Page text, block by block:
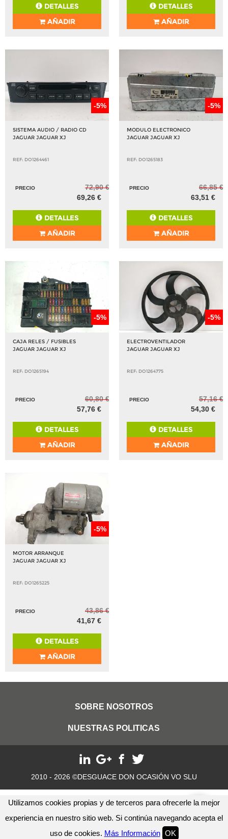
Utilizamos cookies propias y de terceros para ofrecerle la mejor
experiencia en nuestro sitio web. Si continúa navegando acepta el
uso de cookies. Más Información OK
DETALLES
AÑADIR
DETALLES
AÑADIR
-5%
SISTEMA AUDIO / RADIO CD
JAGUAR JAGUAR XJ
REF: DO1264461
PRECIO
72,90 €
69,26 €
DETALLES
AÑADIR
-5%
MODULO ELECTRONICO
JAGUAR JAGUAR XJ
REF: DO1265183
PRECIO
66,85 €
63,51 €
DETALLES
AÑADIR
-5%
CAJA RELES / FUSIBLES
JAGUAR JAGUAR XJ
REF: DO1265194
PRECIO
60,80 €
57,76 €
DETALLES
AÑADIR
-5%
ELECTROVENTILADOR
JAGUAR JAGUAR XJ
REF: DO1264775
PRECIO
57,16 €
54,30 €
DETALLES
AÑADIR
-5%
MOTOR ARRANQUE
JAGUAR JAGUAR XJ
REF: DO1265225
PRECIO
43,86 €
41,67 €
DETALLES
AÑADIR
SOBRE NOSOTROS
NUESTRAS POLITICAS
2010 - 2026 ©DESGUACE DON OCASIÓN VO SLU